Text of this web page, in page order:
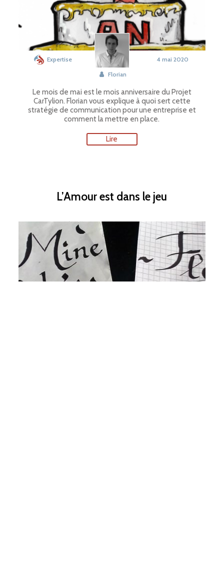
Expertise
Florian
4 mai 2020
Le mois de mai est le mois anniversaire du Projet
CarTylion. Florian vous explique à quoi sert cette
stratégie de communication pour une entreprise et
comment la mettre en place.
Lire
L’Amour est dans le jeu